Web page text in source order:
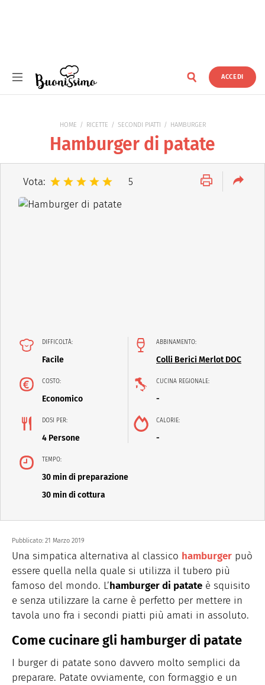
ACCEDI
HOME RICETTE SECONDI PIATTI HAMBURGER
Hamburger di patate
Vota: 5
DIFFICOLTÀ:
Facile
ABBINAMENTO:
Colli Berici Merlot DOC
COSTO:
Economico
CUCINA REGIONALE:
-
DOSI PER:
4 Persone
CALORIE:
-
TEMPO:
30 min di preparazione
30 min di cottura
Pubblicato: 21 Marzo 2019
Una simpatica alternativa al classico hamburger può
essere quella nella quale si utilizza il tubero più
famoso del mondo. L’hamburger di patate è squisito
e senza utilizzare la carne è perfetto per mettere in
tavola uno fra i secondi piatti più amati in assoluto.
Come cucinare gli hamburger di patate
I burger di patate sono davvero molto semplici da
preparare. Patate ovviamente, con formaggio e un